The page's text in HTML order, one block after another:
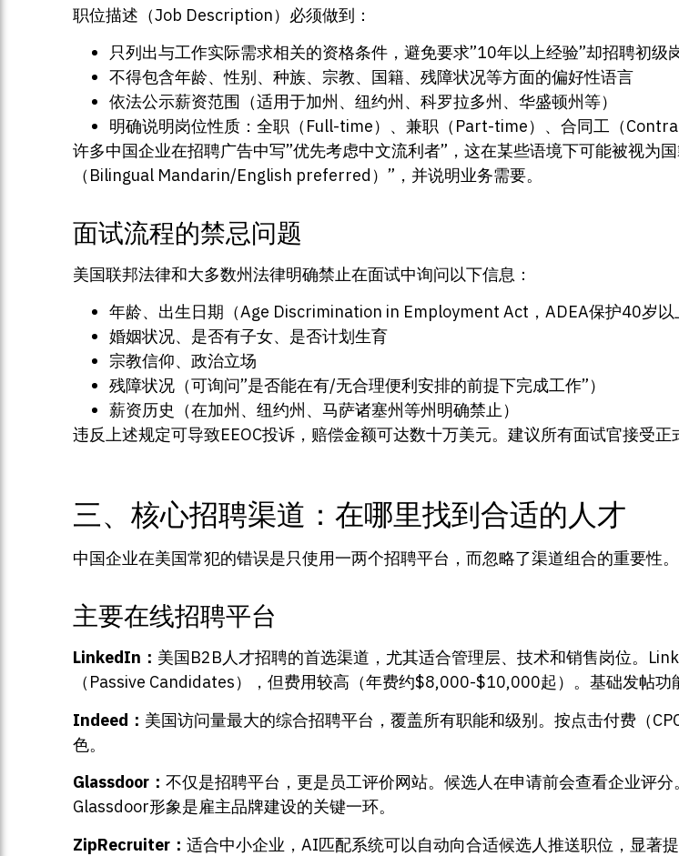
职位描述（Job Description）必须做到：
只列出与工作实际需求相关的资格条件，避免要求”10年以上经验”却招聘初级
不得包含年龄、性别、种族、宗教、国籍、残障状况等方面的偏好性语言
依法公示薪资范围（适用于加州、纽约州、科罗拉多州、华盛顿州等）
明确说明岗位性质：全职（Full-time）、兼职（Part-time）、合同工（
许多中国企业在招聘广告中写”优先考虑中文流利者”，这在某些语境下可能被视为
（Bilingual Mandarin/English preferred）”，并说明业务需要。
面试流程的禁忌问题
美国联邦法律和大多数州法律明确禁止在面试中询问以下信息：
年龄、出生日期（Age Discrimination in Employment Act，ADEA保护40岁以
婚姻状况、是否有子女、是否计划生育
宗教信仰、政治立场
残障状况（可询问”是否能在有/无合理便利安排的前提下完成工作”）
薪资历史（在加州、纽约州、马萨诸塞州等州明确禁止）
违反上述规定可导致EEOC投诉，赔偿金额可达数十万美元。建议所有面试官接受
三、核心招聘渠道：在哪里找到合适的人才
中国企业在美国常犯的错误是只使用一两个招聘平台，而忽略了渠道组合的重要性。
主要在线招聘平台
LinkedIn： 美国B2B人才招聘的首选渠道，尤其适合管理层、技术和销售岗位。
（Passive Candidates），但费用较高（年费约$8,000-$10,000起）。基础发帖功
Indeed： 美国访问量最大的综合招聘平台，覆盖所有职能和级别。按点击付费（
色。
Glassdoor： 不仅是招聘平台，更是员工评价网站。候选人在申请前会查看企业评
Glassdoor形象是雇主品牌建设的关键一环。
ZipRecruiter： 适合中小企业，AI匹配系统可以自动向合适候选人推送职位，显著提